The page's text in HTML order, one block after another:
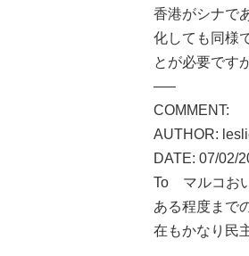
香港がシナで
化しても同様
とが必要です
—–
COMMENT:
AUTHOR:
DATE: 07/02/
To マルコお
ある程度まで
在もかなり民